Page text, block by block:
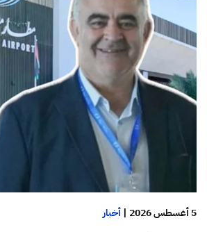
5 أغسطس 2026 | أخبار